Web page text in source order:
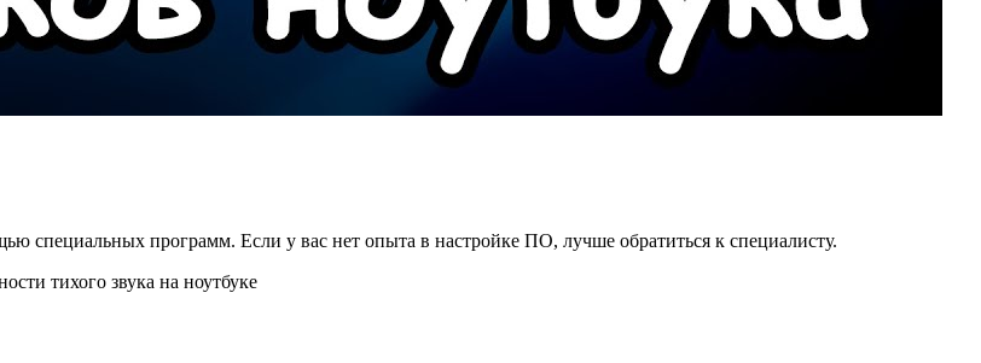
специальных программ. Если у вас нет опыта в настройке ПО, лучше обратиться к специалисту.